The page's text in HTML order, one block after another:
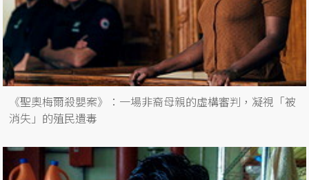
《聖奧梅爾殺嬰案》：一場非裔母親的虛構審判，凝視「被
消失」的殖民遺毒